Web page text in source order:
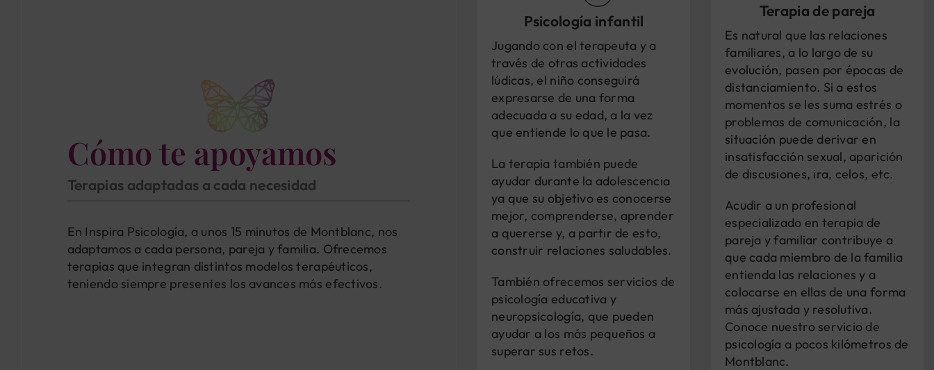
Cómo te apoyamos
Terapias adaptadas a cada necesidad
En Inspira Psicología, a unos 15 minutos de Montblanc, nos
adaptamos a cada persona, pareja y familia. Ofrecemos
terapias que integran distintos modelos terapéuticos,
teniendo siempre presentes los avances más efectivos.
Psicología infantil
Jugando con el terapeuta y a
través de otras actividades
lúdicas, el niño conseguirá
expresarse de una forma
adecuada a su edad, a la vez
que entiende lo que le pasa.
La terapia también puede
ayudar durante la adolescencia
ya que su objetivo es conocerse
mejor, comprenderse, aprender
a quererse y, a partir de esto,
construir relaciones saludables.
También ofrecemos servicios de
psicología educativa y
neuropsicología, que pueden
ayudar a los más pequeños a
superar sus retos.
Terapia de pareja
Es natural que las relaciones
familiares, a lo largo de su
evolución, pasen por épocas de
distanciamiento. Si a estos
momentos se les suma estrés o
problemas de comunicación, la
situación puede derivar en
insatisfacción sexual, aparición
de discusiones, ira, celos, etc.
Acudir a un profesional
especializado en terapia de
pareja y familiar contribuye a
que cada miembro de la familia
entienda las relaciones y a
colocarse en ellas de una forma
más ajustada y resolutiva.
Conoce nuestro servicio de
psicología a pocos kilómetros de
Montblanc.